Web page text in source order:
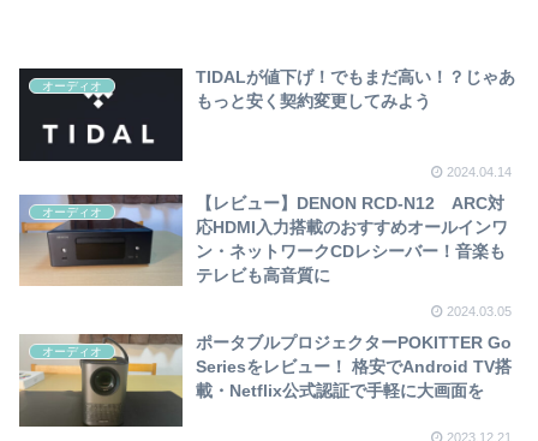
オーディオ
TIDALが値下げ！でもまだ高い！？じゃあ
もっと安く契約変更してみよう
2024.04.14
オーディオ
【レビュー】DENON RCD-N12 ARC対
応HDMI入力搭載のおすすめオールインワ
ン・ネットワークCDレシーバー！音楽も
テレビも高音質に
2024.03.05
オーディオ
ポータブルプロジェクターPOKITTER Go
Seriesをレビュー！ 格安でAndroid TV搭
載・Netflix公式認証で手軽に大画面を
2023.12.21